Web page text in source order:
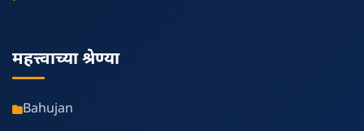
महत्त्वाच्या श्रेण्या
Bahujan